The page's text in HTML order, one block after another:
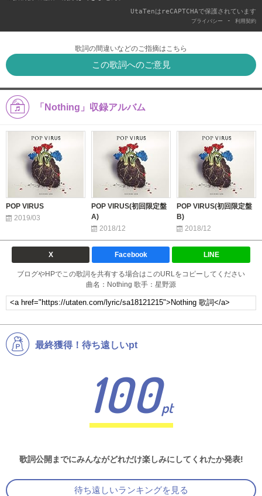
UtaTenはreCAPTCHAで保護されています
プライバシー - 利用契約
歌詞の間違いなどのご指摘はこちら
この歌詞へのご意見
「Nothing」収録アルバム
POP VIRUS
2019/03
POP VIRUS(初回限定盤
A)
2018/12
POP VIRUS(初回限定盤
B)
2018/12
X Facebook LINE
ブログやHPでこの歌詞を共有する場合はこのURLをコピーしてください
曲名：Nothing 歌手：星野源
最終獲得！待ち遠しいpt
100pt
歌詞公開までにみんながどれだけ楽しみにしてくれたか発表!
待ち遠しいランキングを見る